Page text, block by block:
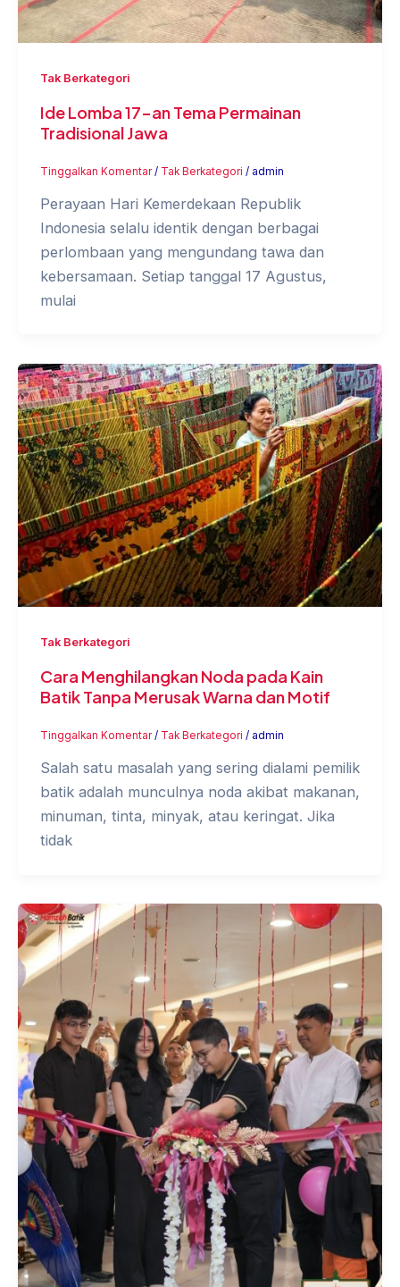
Tak Berkategori
Ide Lomba 17-an Tema Permainan
Tradisional Jawa
Tinggalkan Komentar / Tak Berkategori / admin
Perayaan Hari Kemerdekaan Republik
Indonesia selalu identik dengan berbagai
perlombaan yang mengundang tawa dan
kebersamaan. Setiap tanggal 17 Agustus,
mulai
Tak Berkategori
Cara Menghilangkan Noda pada Kain
Batik Tanpa Merusak Warna dan Motif
Tinggalkan Komentar / Tak Berkategori / admin
Salah satu masalah yang sering dialami pemilik
batik adalah munculnya noda akibat makanan,
minuman, tinta, minyak, atau keringat. Jika
tidak